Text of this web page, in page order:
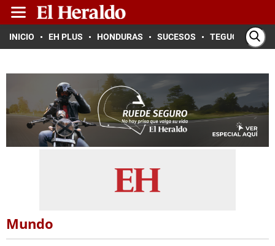
INICIO EH PLUS HONDURAS SUCESOS TEGUCIGALPA
Mundo